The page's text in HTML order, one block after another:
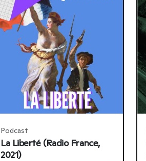
Podcast
La Liberté (Radio France,
2021)